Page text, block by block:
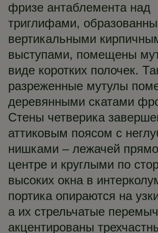
фризе антаблемента над
триглифами,
вертикальными
выступами, помещены
виде коротких полочек.
разреженные мутулы
деревянными скатами
Стены четверика
аттиковым поясом с
нишками – лежачей
центре и круглыми по
высоких окна в
портика опираются на
а их стрельчатые
акцентированы